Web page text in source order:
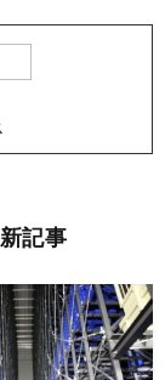
記事